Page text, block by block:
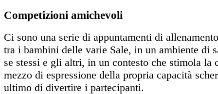
Competizioni amichevoli
Ci sono una serie di appuntamenti di
tra i bambini delle varie Sale, in un ambiente di
se stessi e gli altri, in un contesto che stimola la
mezzo di espressione della propria capacità
ultimo di divertire i partecipanti.